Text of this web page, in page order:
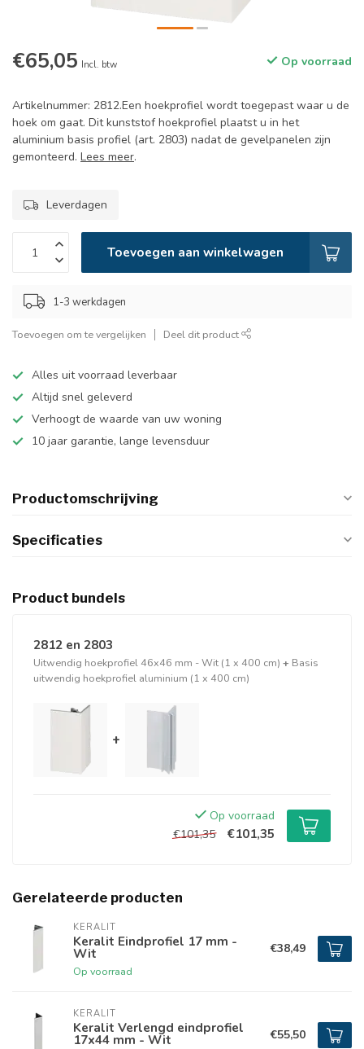
€65,05 Incl. btw Op voorraad
Artikelnummer: 2812.Een hoekprofiel wordt toegepast waar u de
hoek om gaat. Dit kunststof hoekprofiel plaatst u in het
aluminium basis profiel (art. 2803) nadat de gevelpanelen zijn
gemonteerd. Lees meer.
Leverdagen
Toevoegen aan winkelwagen
1-3 werkdagen
Toevoegen om te vergelijken Deel dit product
Alles uit voorraad leverbaar
Altijd snel geleverd
Verhoogt de waarde van uw woning
10 jaar garantie, lange levensduur
Productomschrijving
Specificaties
Product bundels
2812 en 2803
Uitwendig hoekprofiel 46x46 mm - Wit (1 x 400 cm) + Basis
uitwendig hoekprofiel aluminium (1 x 400 cm)
+
Op voorraad
€101,35
€101,35
Gerelateerde producten
KERALIT
Keralit Eindprofiel 17 mm -
Wit
Op voorraad
€38,49
KERALIT
Keralit Verlengd eindprofiel
17x44 mm - Wit €55,50